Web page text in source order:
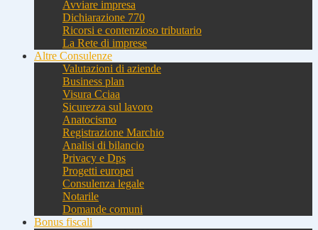
Avviare impresa
Dichiarazione 770
Ricorsi e contenzioso tributario
La Rete di imprese
Altre Consulenze
Valutazioni di aziende
Business plan
Visura Cciaa
Sicurezza sul lavoro
Anatocismo
Registrazione Marchio
Analisi di bilancio
Privacy e Dps
Progetti europei
Consulenza legale
Notarile
Domande comuni
Bonus fiscali